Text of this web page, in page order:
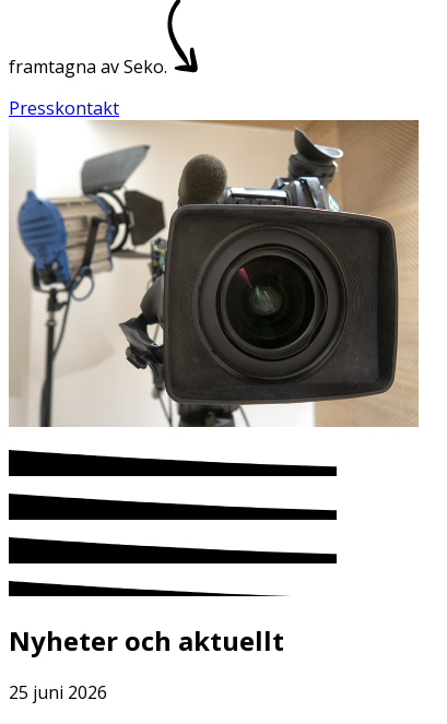
framtagna av Seko.
Presskontakt
Nyheter och aktuellt
25 juni 2026